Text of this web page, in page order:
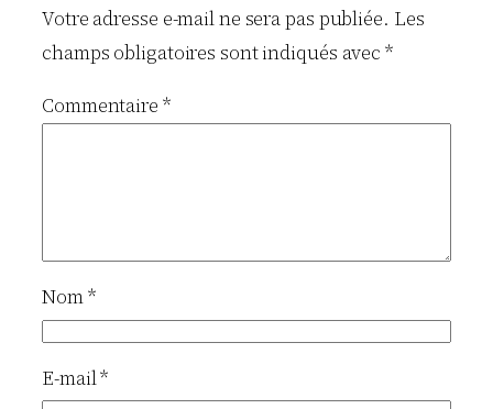
Votre adresse e-mail ne sera pas publiée. Les
champs obligatoires sont indiqués avec*
Commentaire *
Nom*
E-mail*